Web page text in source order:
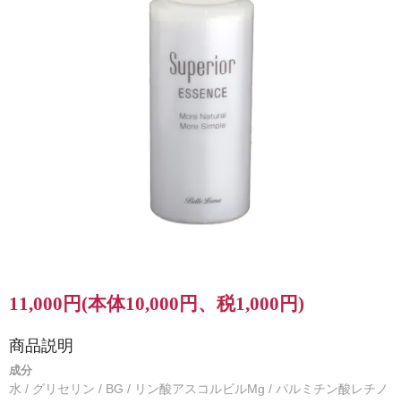
11,000円(本体10,000円、税1,000円)
商品説明
成分
水 / グリセリン / BG / リン酸アスコルビルMg / パルミチン酸レチノ